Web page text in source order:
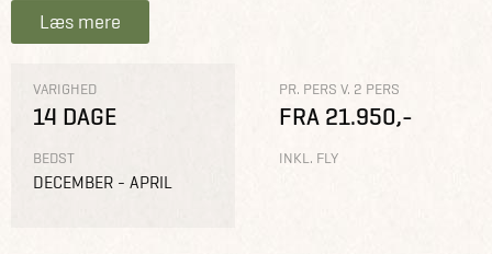
Læs mere
VARIGHED
14 DAGE
BEDST
DECEMBER - APRIL
PR. PERS V. 2 PERS
FRA 21.950,-
INKL. FLY